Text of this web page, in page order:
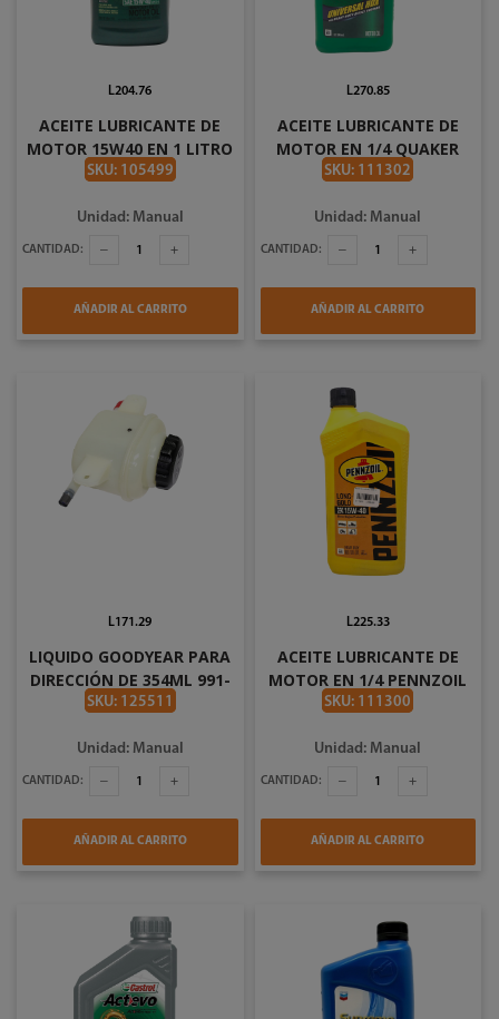
ACEITE LUBRICANTE DE
MOTOR 15W40 EN 1 LITRO
CASTROL 191250
SKU: 105499
L204.76
Unidad: Manual
CANTIDAD:
AÑADIR AL CARRITO
ACEITE LUBRICANTE DE
MOTOR EN 1/4 QUAKER
STATE 15W40
SKU: 111302
L270.85
Unidad: Manual
CANTIDAD:
AÑADIR AL CARRITO
LIQUIDO GOODYEAR PARA
DIRECCIÓN DE 354ML 991-
GY071
SKU: 125511
L171.29
Unidad: Manual
CANTIDAD:
AÑADIR AL CARRITO
ACEITE LUBRICANTE DE
MOTOR EN 1/4 PENNZOIL
SAE 15W40 191105
SKU: 111300
L225.33
Unidad: Manual
CANTIDAD:
AÑADIR AL CARRITO